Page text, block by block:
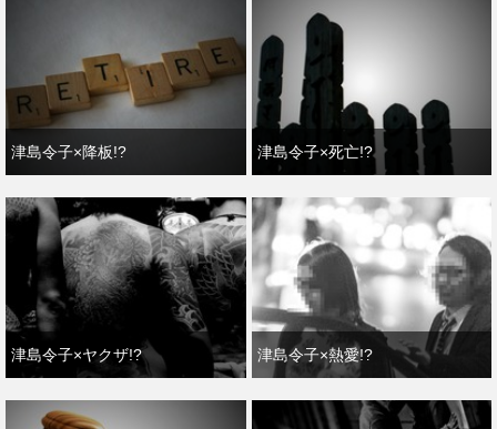
津島令子×降板!? 津島令子×死亡!?
津島令子×ヤクザ!? 津島令子×熱愛!?